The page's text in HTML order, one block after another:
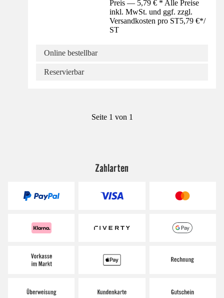
Preis — 5,79 € * Alle Preise
inkl. MwSt. und ggf. zzgl.
Versandkosten pro ST5,79 €*/
ST
Online bestellbar
Reservierbar
Seite 1 von 1
Zahlarten